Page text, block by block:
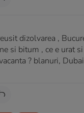
dizolvarea ,
si bitum , ce e urat
? blanuri,